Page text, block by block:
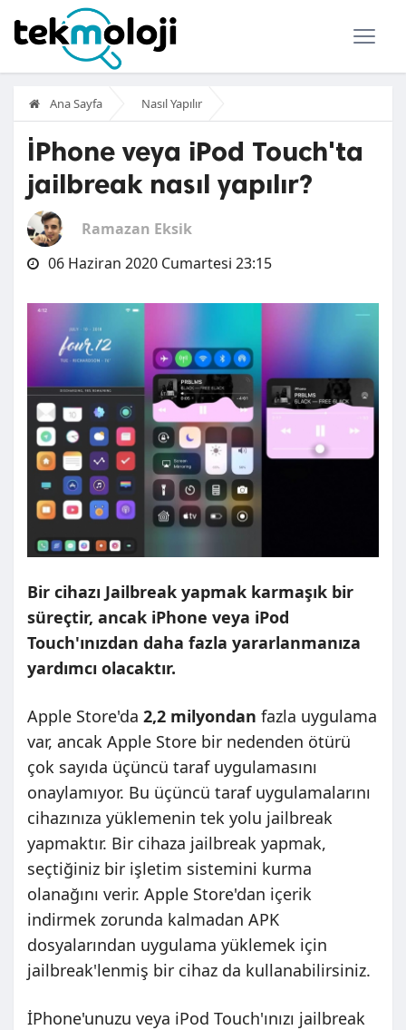
Ana Sayfa Nasıl Yapılır
İPhone veya iPod Touch'ta
jailbreak nasıl yapılır?
Ramazan Eksik
06 Haziran 2020 Cumartesi 23:15
Bir cihazı Jailbreak yapmak karmaşık bir
süreçtir, ancak iPhone veya iPod
Touch'ınızdan daha fazla yararlanmanıza
yardımcı olacaktır.
Apple Store'da 2,2 milyondan fazla uygulama
var, ancak Apple Store bir nedenden ötürü
çok sayıda üçüncü taraf uygulamasını
onaylamıyor. Bu üçüncü taraf uygulamalarını
cihazınıza yüklemenin tek yolu jailbreak
yapmaktır. Bir cihaza jailbreak yapmak,
seçtiğiniz bir işletim sistemini kurma
olanağını verir. Apple Store'dan içerik
indirmek zorunda kalmadan APK
dosyalarından uygulama yüklemek için
jailbreak'lenmiş bir cihaz da kullanabilirsiniz.
İPhone'unuzu veya iPod Touch'ınızı jailbreak